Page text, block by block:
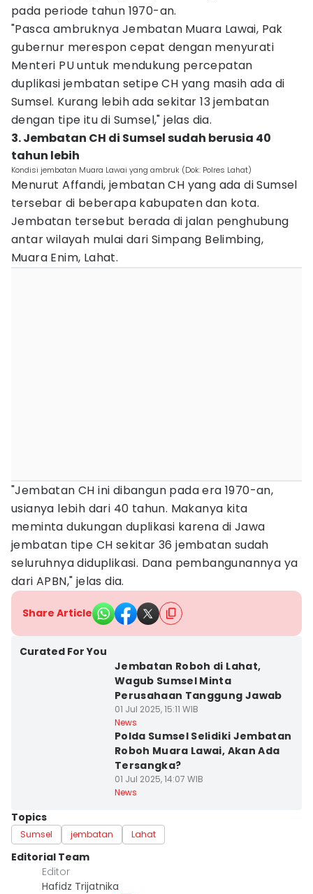
pada periode tahun 1970-an.
"Pasca ambruknya Jembatan Muara Lawai, Pak
gubernur merespon cepat dengan menyurati
Menteri PU untuk mendukung percepatan
duplikasi jembatan setipe CH yang masih ada di
Sumsel. Kurang lebih ada sekitar 13 jembatan
dengan tipe itu di Sumsel," jelas dia.
3. Jembatan CH di Sumsel sudah berusia 40
tahun lebih
Kondisi jembatan Muara Lawai yang ambruk (Dok: Polres Lahat)
Menurut Affandi, jembatan CH yang ada di Sumsel
tersebar di beberapa kabupaten dan kota.
Jembatan tersebut berada di jalan penghubung
antar wilayah mulai dari Simpang Belimbing,
Muara Enim, Lahat.
"Jembatan CH ini dibangun pada era 1970-an,
usianya lebih dari 40 tahun. Makanya kita
meminta dukungan duplikasi karena di Jawa
jembatan tipe CH sekitar 36 jembatan sudah
seluruhnya diduplikasi. Dana pembangunannya ya
dari APBN," jelas dia.
Share Article
Curated For You
Jembatan Roboh di Lahat,
Wagub Sumsel Minta
Perusahaan Tanggung Jawab
01 Jul 2025, 15:11 WIB
News
Polda Sumsel Selidiki Jembatan
Roboh Muara Lawai, Akan Ada
Tersangka?
01 Jul 2025, 14:07 WIB
News
Topics
Sumsel jembatan Lahat
Editorial Team
Editor
Hafidz Trijatnika